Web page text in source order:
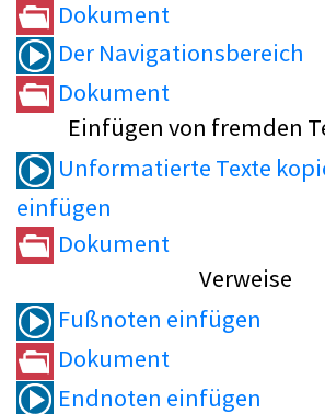
Dokument
Der Navigationsbereich
Dokument
Einfügen von fremden
Unformatierte Texte
einfügen
Dokument
Verweise
Fußnoten einfügen
Dokument
Endnoten einfügen